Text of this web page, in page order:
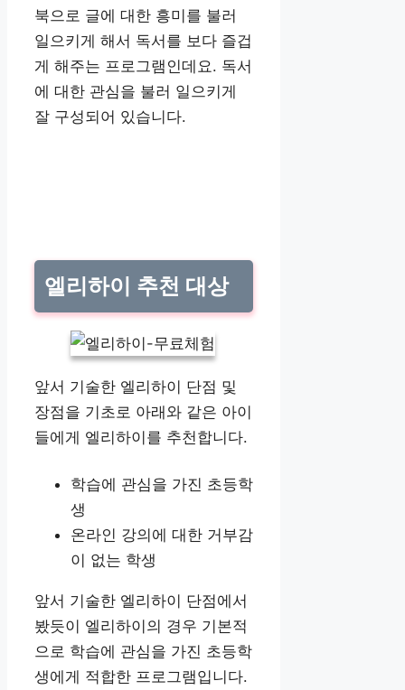
북으로 글에 대한 흥미를 불러
일으키게 해서 독서를 보다 즐겁
게 해주는 프로그램인데요. 독서
에 대한 관심을 불러 일으키게
잘 구성되어 있습니다.
엘리하이 추천 대상
앞서 기술한 엘리하이 단점 및
장점을 기초로 아래와 같은 아이
들에게 엘리하이를 추천합니다.
학습에 관심을 가진 초등학
생
온라인 강의에 대한 거부감
이 없는 학생
앞서 기술한 엘리하이 단점에서
봤듯이 엘리하이의 경우 기본적
으로 학습에 관심을 가진 초등학
생에게 적합한 프로그램입니다.